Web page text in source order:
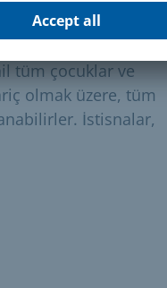
yaz tatilinin son
tüm çocuklar ve
olmak üzere, tüm
İstisnalar,